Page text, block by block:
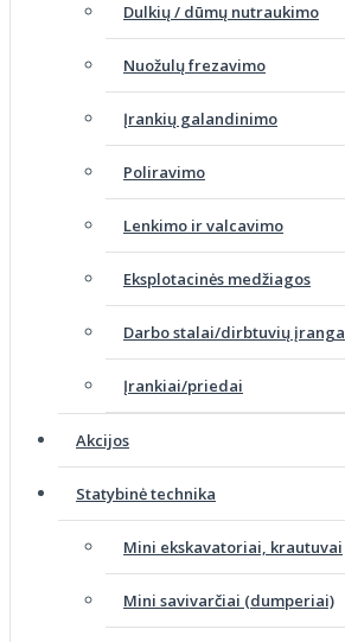
Dulkių / dūmų nutraukimo
Nuožulų frezavimo
Įrankių galandinimo
Poliravimo
Lenkimo ir valcavimo
Eksplotacinės medžiagos
Darbo stalai/dirbtuvių įranga
Įrankiai/priedai
Akcijos
Statybinė technika
Mini ekskavatoriai, krautuvai
Mini savivarčiai (dumperiai)